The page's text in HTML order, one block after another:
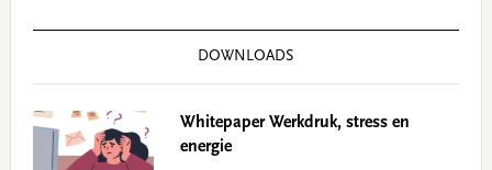
DOWNLOADS
Whitepaper Werkdruk, stress en
energie